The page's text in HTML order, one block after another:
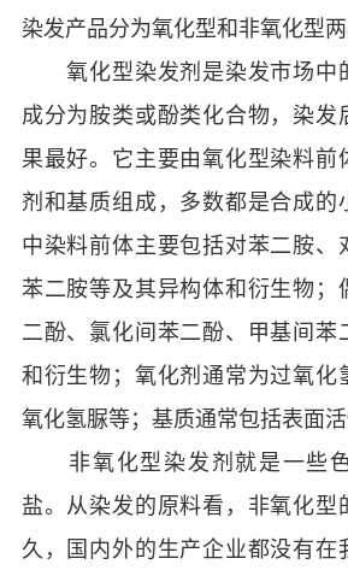
染发产品分为氧化型和非氧化型两
氧化型染发剂是染发市场中
成分为胺类或酚类化合物，染发
果最好。它主要由氧化型染料前
剂和基质组成，多数都是合成的
中染料前体主要包括对苯二胺、
苯二胺等及其异构体和衍生物；
二酚、氯化间苯二酚、甲基间苯
和衍生物；氧化剂通常为过氧化
氧化氢脲等；基质通常包括表面活
非氧化型染发剂就是一些
盐。从染发的原料看，非氧化型
久，国内外的生产企业都没有在